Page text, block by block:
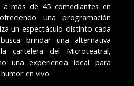
a más de 45 comediantes en
una programación
un espectáculo distinto cada
brindar una alternativa
cartelera del Microteatral,
una experiencia ideal para
en vivo.